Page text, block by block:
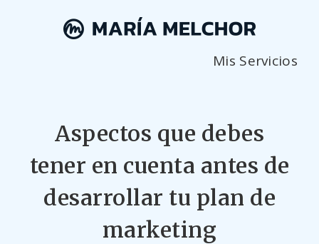
Mis Servicios
Aspectos que debes
tener en cuenta antes de
desarrollar tu plan de
marketing